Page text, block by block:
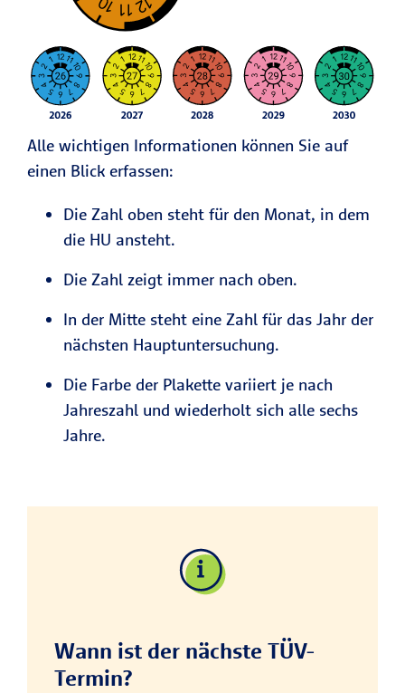
Alle wichtigen Informationen können Sie auf
einen Blick erfassen:
Die Zahl oben steht für den Monat, in dem
die HU ansteht.
Die Zahl zeigt immer nach oben.
In der Mitte steht eine Zahl für das Jahr der
nächsten Hauptuntersuchung.
Die Farbe der Plakette variiert je nach
Jahreszahl und wiederholt sich alle sechs
Jahre.
Wann ist der nächste TÜV-
Termin?